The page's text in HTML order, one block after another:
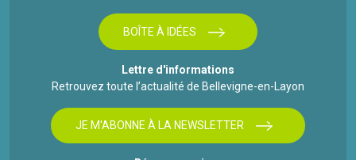
BOÎTE À IDÉES
Lettre d'informations
Retrouvez toute l’actualité de Bellevigne-en-Layon
JE M'ABONNE À LA NEWSLETTER